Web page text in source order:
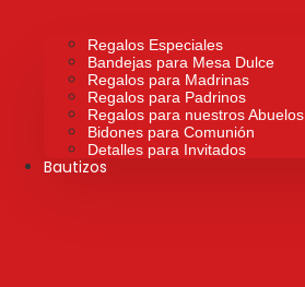
Regalos Especiales
Bandejas para Mesa Dulce
Regalos para Madrinas
Regalos para Padrinos
Regalos para nuestros Abuelos
Bidones para Comunión
Detalles para Invitados
Bautizos